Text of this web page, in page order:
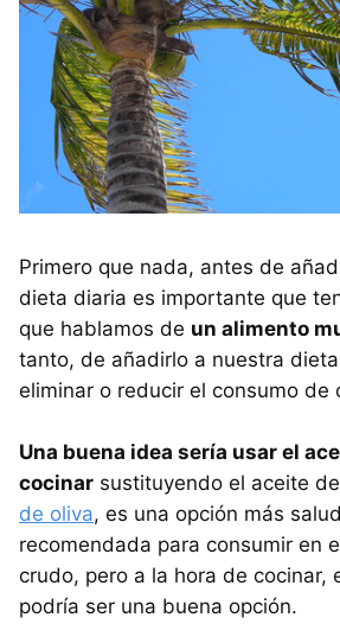
Primero que nada, antes de
dieta diaria es importante que
que hablamos de un alimento
tanto, de añadirlo a nuestra
eliminar o reducir el consumo de
Una buena idea sería usar el
cocinar sustituyendo el aceite
de oliva, es una opción más
recomendada para consumir en
crudo, pero a la hora de cocinar,
podría ser una buena opción.